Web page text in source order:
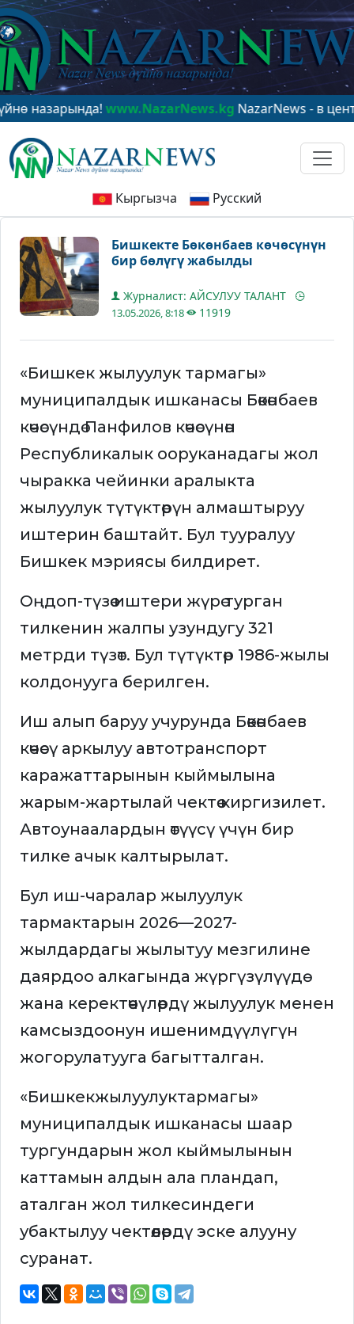
www.NazarNews.kgNazarNews - в центре
Кыргызча Русский
Бишкекте Бөкөнбаев көчөсүнүн
бир бөлүгү жабылды
Журналист: АЙСУЛУУ ТАЛАНТ
13.05.2026, 8:18 11919
«Бишкек жылуулук тармагы»
муниципалдык ишканасы Бөкөнбаев
көчөсүндө Панфилов көчөсүнөн
Республикалык ооруканадагы жол
чыракка чейинки аралыкта
жылуулук түтүктөрүн алмаштыруу
иштерин баштайт. Бул тууралуу
Бишкек мэриясы билдирет.
Оңдоп-түзөө иштери жүрө турган
тилкенин жалпы узундугу 321
метрди түзөт. Бул түтүктөр 1986-жылы
колдонууга берилген.
Иш алып баруу учурунда Бөкөнбаев
көчөсү аркылуу автотранспорт
каражаттарынын кыймылына
жарым-жартылай чектөө киргизилет.
Автоунаалардын өтүүсү үчүн бир
тилке ачык калтырылат.
Бул иш-чаралар жылуулук
тармактарын 2026—2027-
жылдардагы жылытуу мезгилине
даярдоо алкагында жүргүзүлүүдө
жана керектөөчүлөрдү жылуулук менен
камсыздоонун ишенимдүүлүгүн
жогорулатууга багытталган.
«Бишкекжылуулуктармагы»
муниципалдык ишканасы шаар
тургундарын жол кыймылынын
каттамын алдын ала пландап,
аталган жол тилкесиндеги
убактылуу чектөөлөрдү эске алууну
суранат.